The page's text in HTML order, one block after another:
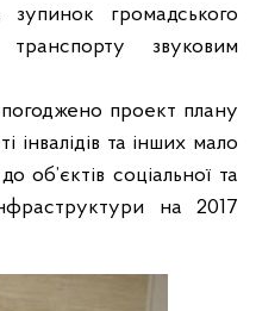
зупинок громадського
звуковим
проект плану
інвалідів та інших мало
об’єктів соціальної та
на 2017